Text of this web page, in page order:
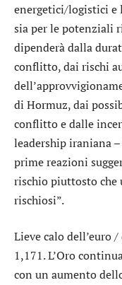
energetici/logistici e
sia per le potenziali
dipenderà dalla
conflitto, dai rischi
di Hormuz, dai
conflitto e dalle
leadership iraniana
prime reazioni
rischio piuttosto che
rischiosi”.
Lieve calo dell’euro /
1,171. L’Oro
con un aumento